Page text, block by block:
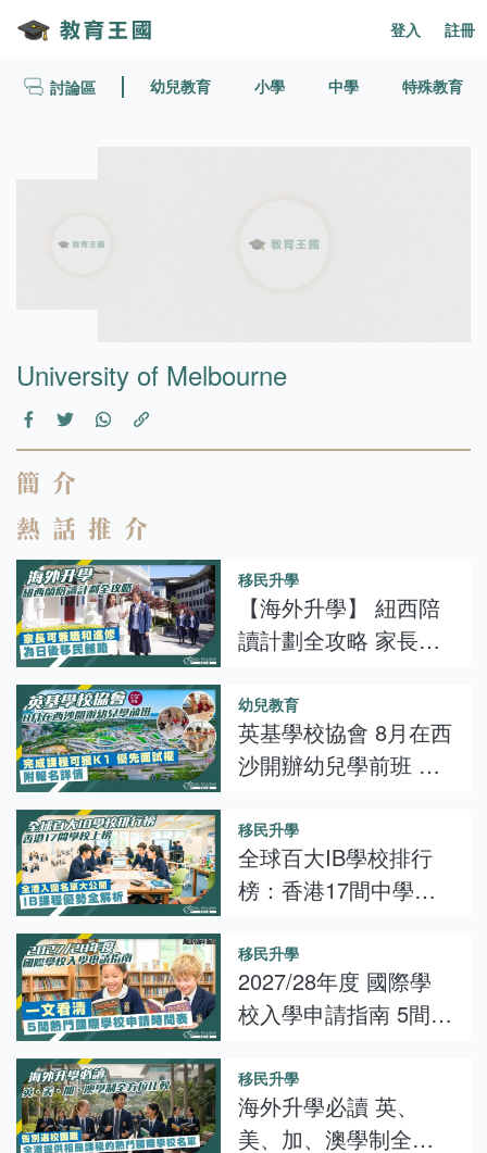
討論區 幼兒教育 小學 中學 特殊教育
登入 註冊
University of Melbourne
簡介
熱話推介
移民升學
【海外升學】 紐西陪
讀計劃全攻略 家長可
民舖路
幼兒教育
英基學校協會 8月在西
沙開辦幼兒學前班 完
試權 附報名詳情
移民升學
全球百大IB學校排行
榜：香港17間中學上
大公開 IB課程特式與
優勢全解析
移民升學
2027/28年度 國際學
校入學申請指南 5間熱
表
移民升學
海外升學必讀 英、
美、加、澳學制全方